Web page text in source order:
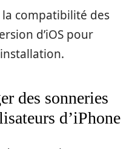
compatibilité des
d’iOS pour
des sonneries
d’iPhone